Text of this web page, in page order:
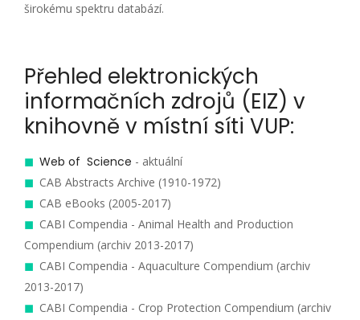
širokému spektru databází.
Přehled elektronických
informačních zdrojů (EIZ) v
knihovně v místní síti VUP:
Web of Science - aktuální
CAB Abstracts Archive (1910-1972)
CAB eBooks (2005-2017)
CABI Compendia - Animal Health and Production
Compendium (archiv 2013-2017)
CABI Compendia - Aquaculture Compendium (archiv
2013-2017)
CABI Compendia - Crop Protection Compendium (archiv